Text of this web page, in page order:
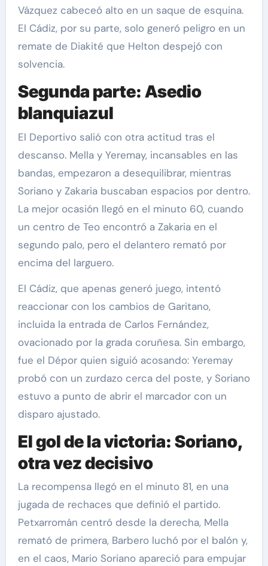
Vázquez cabeceó alto en un saque de esquina.
El Cádiz, por su parte, solo generó peligro en un
remate de Diakité que Helton despejó con
solvencia.
Segunda parte: Asedio
blanquiazul
El Deportivo salió con otra actitud tras el
descanso. Mella y Yeremay, incansables en las
bandas, empezaron a desequilibrar, mientras
Soriano y Zakaria buscaban espacios por dentro.
La mejor ocasión llegó en el minuto 60, cuando
un centro de Teo encontró a Zakaria en el
segundo palo, pero el delantero remató por
encima del larguero.
El Cádiz, que apenas generó juego, intentó
reaccionar con los cambios de Garitano,
incluida la entrada de Carlos Fernández,
ovacionado por la grada coruñesa. Sin embargo,
fue el Dépor quien siguió acosando: Yeremay
probó con un zurdazo cerca del poste, y Soriano
estuvo a punto de abrir el marcador con un
disparo ajustado.
El gol de la victoria: Soriano,
otra vez decisivo
La recompensa llegó en el minuto 81, en una
jugada de rechaces que definió el partido.
Petxarromán centró desde la derecha, Mella
remató de primera, Barbero luchó por el balón y,
en el caos, Mario Soriano apareció para empujar